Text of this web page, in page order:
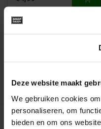
Deze website maakt
We gebruiken cookies
personaliseren, om
bieden en om ons
500+ snoepsoorten van de